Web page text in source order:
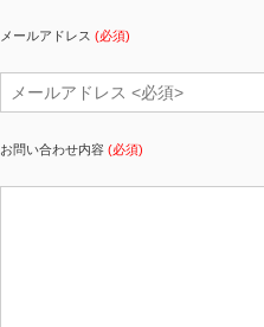
メールアドレス (必須)
お問い合わせ内容 (必須)